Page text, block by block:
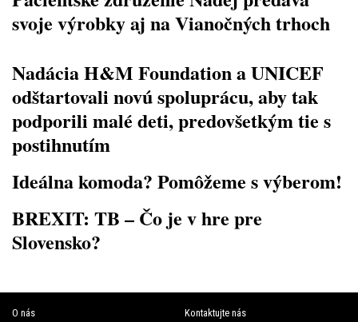
svoje výrobky aj na Vianočných trhoch
Nadácia H&M Foundation a UNICEF
odštartovali novú spoluprácu, aby tak
podporili malé deti, predovšetkým tie s
postihnutím
Ideálna komoda? Pomôžeme s výberom!
BREXIT: TB – Čo je v hre pre
Slovensko?
O nás Kontaktujte nás